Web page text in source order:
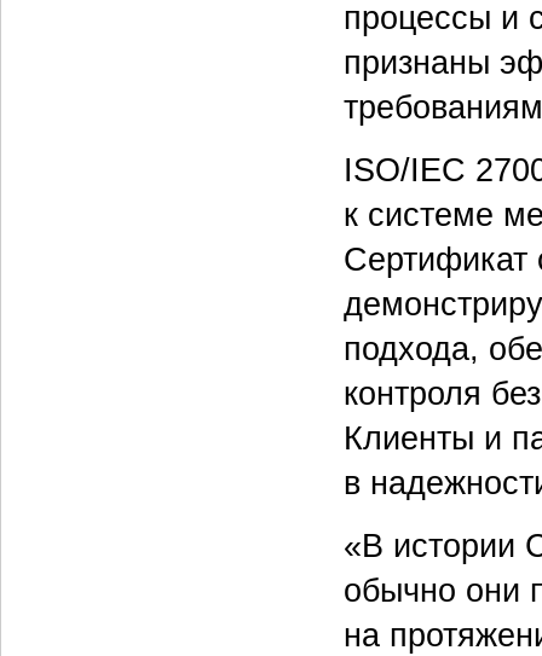
процессы и
признаны
ISO/IEC
к системе
Сертификат
подхода,
контроля
Клиенты и
в
«В истории
обычно они
на